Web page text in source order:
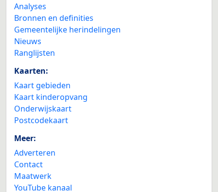
Analyses
Bronnen en definities
Gemeentelijke herindelingen
Nieuws
Ranglijsten
Kaarten:
Kaart gebieden
Kaart kinderopvang
Onderwijskaart
Postcodekaart
Meer:
Adverteren
Contact
Maatwerk
YouTube kanaal